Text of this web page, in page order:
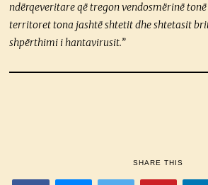
ndërqeveritare që tregon vendosmërinë
territoret tona jashtë shtetit dhe shtetasit
shpërthimi i hantavirusit.”
SHARE THIS